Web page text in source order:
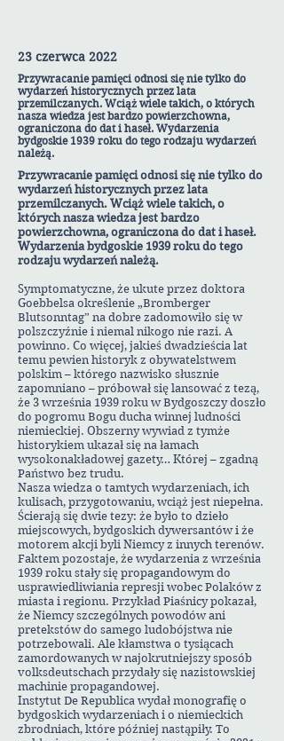
23 czerwca 2022
Przywracanie pamięci odnosi się nie tylko do
wydarzeń historycznych przez lata
przemilczanych. Wciąż wiele takich, o których
nasza wiedza jest bardzo powierzchowna,
ograniczona do dat i haseł. Wydarzenia
bydgoskie 1939 roku do tego rodzaju wydarzeń
należą.
Przywracanie pamięci odnosi się nie tylko do
wydarzeń historycznych przez lata
przemilczanych. Wciąż wiele takich, o
których nasza wiedza jest bardzo
powierzchowna, ograniczona do dat i haseł.
Wydarzenia bydgoskie 1939 roku do tego
rodzaju wydarzeń należą.
Symptomatyczne, że ukute przez doktora
Goebbelsa określenie „Bromberger
Blutsonntag” na dobre zadomowiło się w
polszczyźnie i niemal nikogo nie razi. A
powinno. Co więcej, jakieś dwadzieścia lat
temu pewien historyk z obywatelstwem
polskim – którego nazwisko słusznie
zapomniano – próbował się lansować z tezą,
że 3 września 1939 roku w Bydgoszczy doszło
do pogromu Bogu ducha winnej ludności
niemieckiej. Obszerny wywiad z tymże
historykiem ukazał się na łamach
wysokonakładowej gazety… Której – zgadną
Państwo bez trudu.
Nasza wiedza o tamtych wydarzeniach, ich
kulisach, przygotowaniu, wciąż jest niepełna.
Ścierają się dwie tezy: że było to dzieło
miejscowych, bydgoskich dywersantów i że
motorem akcji byli Niemcy z innych terenów.
Faktem pozostaje, że wydarzenia z września
1939 roku stały się propagandowym do
usprawiedliwiania represji wobec Polaków z
miasta i regionu. Przykład Piaśnicy pokazał,
że Niemcy szczególnych powodów ani
pretekstów do samego ludobójstwa nie
potrzebowali. Ale kłamstwa o tysiącach
zamordowanych w najokrutniejszy sposób
volksdeutschach przydały się nazistowskiej
machinie propagandowej.
Instytut De Republica wydał monografię o
bydgoskich wydarzeniach i o niemieckich
zbrodniach, które później nastąpiły. To